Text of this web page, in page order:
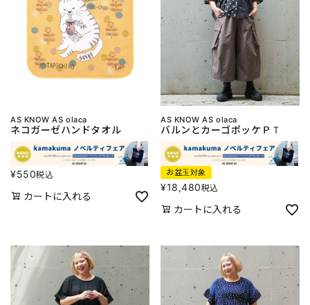
AS KNOW AS olaca
ネコガーゼハンドタオル
¥550税込
カートに入れる
AS KNOW AS olaca
バルンとカーゴポッケＰＴ
お盆玉対象
¥18,480税込
カートに入れる